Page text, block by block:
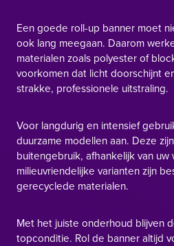
Een goede roll-up banner moet
ook lang meegaan. Daarom
materialen zoals polyester of
voorkomen dat licht doorschijnt
strakke, professionele uitstraling.
Voor langdurig en intensief
duurzame modellen aan. Deze
buitengebruik, afhankelijk van uw
milieuvriendelijke varianten zijn
gerecyclede materialen.
Met het juiste onderhoud blijven
topconditie. Rol de banner altijd